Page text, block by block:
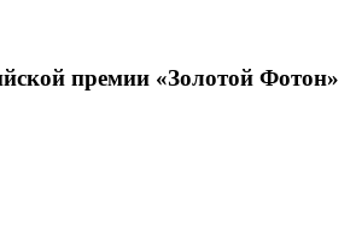
премии «Золотой Фотон»